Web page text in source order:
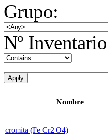
Grupo:
Nº Inventario
Nombre
cromita (Fe Cr2 O4)